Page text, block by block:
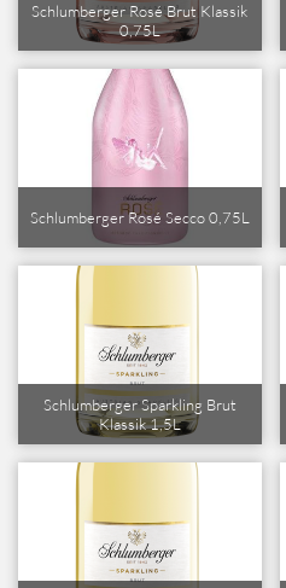
Schlumberger Rosé Brut Klassik
0,75L
Schlumberger Rosé Secco 0,75L
Schlumberger Sparkling Brut
Klassik 1,5L